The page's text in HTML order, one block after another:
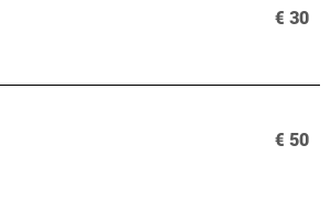
€ 30
€ 50